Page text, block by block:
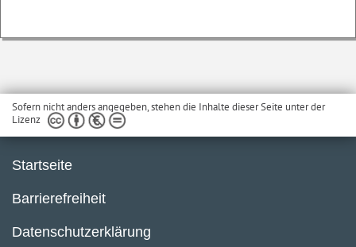
Sofern nicht anders angegeben, stehen die Inhalte dieser Seite unter der
Lizenz
Startseite
Barrierefreiheit
Datenschutzerklärung